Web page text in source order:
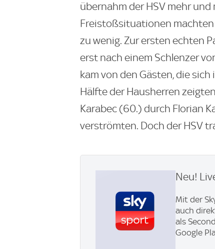
übernahm der HSV mehr
Freistoßsituationen machten
zu wenig. Zur ersten echten
erst nach einem Schlenzer
kam von den Gästen, die
Hälfte der Hausherren
Karabec (60.) durch Florian
verströmten. Doch der HSV
Neu!
Mit der
auch
als
Google